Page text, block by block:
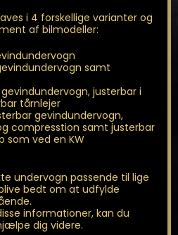
i 4 forskellige varianter og
af bilmodeller:
samt
justerbar i
tårnlejer
gevindundervogn,
compresstion samt justerbar
som ved en KW
undervogn passende til lige
bedt om at udfylde
informationer, kan du
dig videre.